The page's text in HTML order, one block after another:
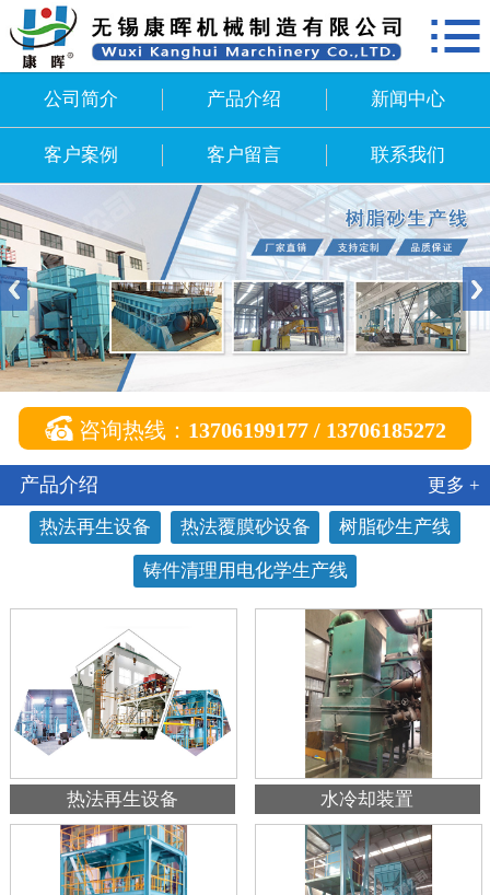
网站首页
新闻中心
客户案例
客户留言
联系我们

公司简介 产品介绍 新闻中心
客户案例 客户留言 联系我们
 咨询热线： 13706199177 / 13706185272
产品介绍 更多 +
热法再生设备 热法覆膜砂设备 树脂砂生产线
铸件清理用电化学生产线
热法再生设备 水冷却装置